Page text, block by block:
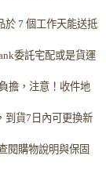
於 7 個工作天能送抵
委託宅配或是貨運
擔，注意！收件地
到貨7日內可更換新
閱購物說明與保固